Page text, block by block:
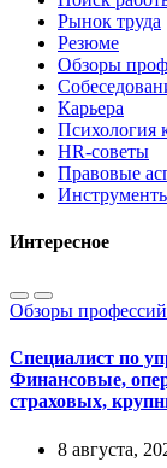
Рынок труда
Резюме
Обзоры
Карьера
Психология
HR-советы
Правовые
Интересное
Обзоры профессий
Специалист по
Финансовые,
страховых,
8 августа,